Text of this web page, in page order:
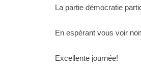
La partie démocratie
En espérant vous voir
Excellente journée!